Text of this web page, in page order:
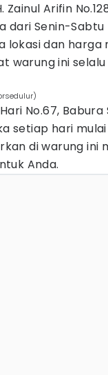
Arifin
dari Senin-Sabtu
lokasi dan harga
warung ini
No.67, Babura
setiap hari
di warung ini
Anda.